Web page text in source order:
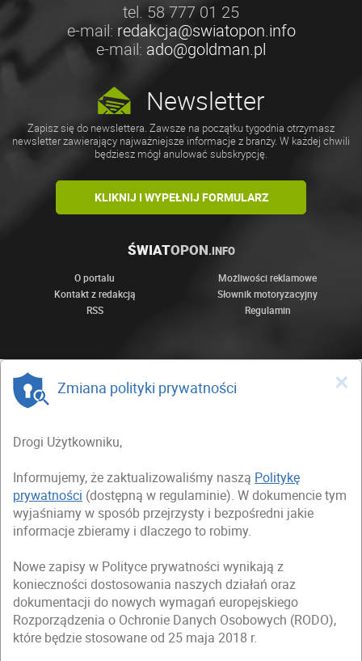
tel. 58 777 01 25
e-mail: redakcja@swiatopon.info
e-mail: ado@goldman.pl
Newsletter
Zapisz się do newslettera. Zawsze na początku tygodnia otrzymasz
newsletter zawierający najważniejsze informacje z branży. W każdej chwili
będziesz mógł anulować subskrypcję.
KLIKNIJ I WYPEŁNIJ FORMULARZ
ŚWIATOPON.INFO
O portalu
Możliwości reklamowe
Kontakt z redakcją
Słownik motoryzacyjny
RSS
Regulamin
×
Zmiana polityki prywatności
Drogi Użytkowniku,
Informujemy, że zaktualizowaliśmy naszą Politykę
prywatności (dostępną w regulaminie). W dokumencie tym
wyjaśniamy w sposób przejrzysty i bezpośredni jakie
informacje zbieramy i dlaczego to robimy.
Nowe zapisy w Polityce prywatności wynikają z
konieczności dostosowania naszych działań oraz
dokumentacji do nowych wymagań europejskiego
Rozporządzenia o Ochronie Danych Osobowych (RODO),
które będzie stosowane od 25 maja 2018 r.